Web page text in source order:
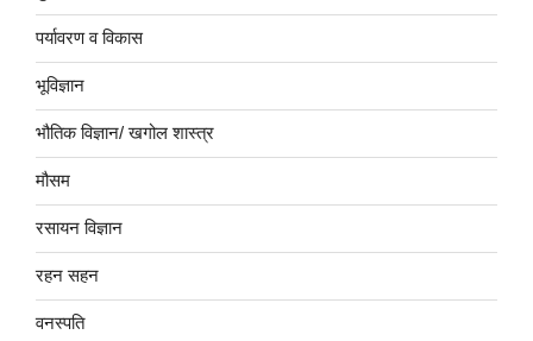
पर्यावरण व विकास
भूविज्ञान
भौतिक विज्ञान/ खगोल शास्त्र
मौसम
रसायन विज्ञान
रहन सहन
वनस्पति